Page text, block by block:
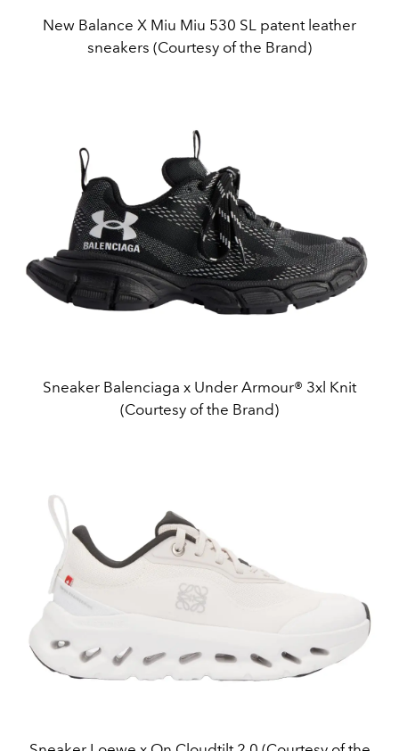
New Balance X Miu Miu 530 SL patent leather
sneakers (Courtesy of the Brand)
Sneaker Balenciaga x Under Armour® 3xl Knit
(Courtesy of the Brand)